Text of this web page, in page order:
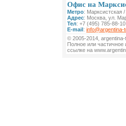
Офис на
Метро: Марксистская
Адрес: Москва, ул.
Тел: +7 (495) 785-88-
E-mail: info@argentina-
© 2005-2014,
Полное или
ссылке на